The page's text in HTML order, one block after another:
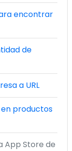
encontrar
de
a URL
productos
App Store de